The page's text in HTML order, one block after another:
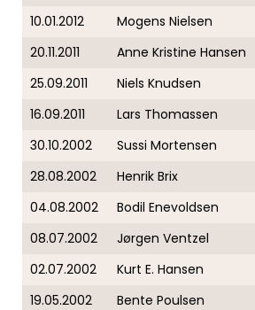
10.01.2012
Mogens Nielsen
20.11.2011
Anne Kristine Hansen
25.09.2011
Niels Knudsen
16.09.2011
Lars Thomassen
30.10.2002
Sussi Mortensen
28.08.2002
Henrik Brix
04.08.2002
Bodil Enevoldsen
08.07.2002
Jørgen Ventzel
02.07.2002
Kurt E. Hansen
19.05.2002
Bente Poulsen